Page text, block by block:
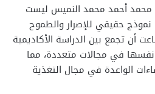
محمد أحمد محمد النميس ليست
حقيقي للإصرار والطموح
أن تجمع بين الدراسة الأكاديمية
نفسها في مجالات متعددة، مما
الواعدة في مجال التغذية